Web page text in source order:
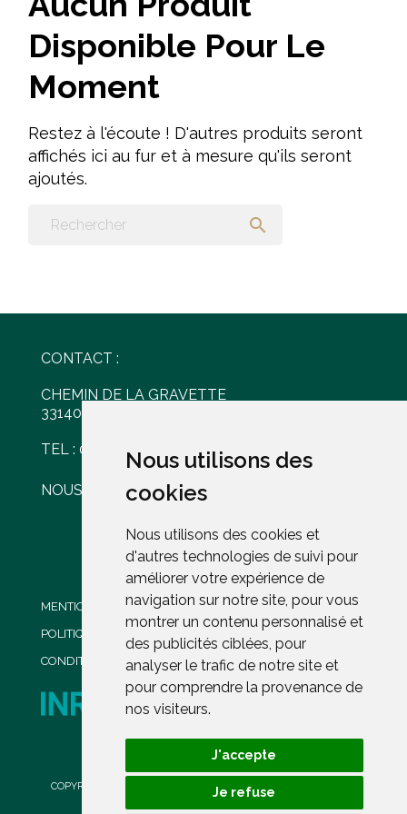
Nous utilisons des
cookies
Nous utilisons des cookies et
d'autres technologies de suivi pour
améliorer votre expérience de
navigation sur notre site, pour vous
montrer un contenu personnalisé et
des publicités ciblées, pour
analyser le trafic de notre site et
pour comprendre la provenance de
nos visiteurs.
J'accepte
Je refuse
Nous utilisons des
cookies
Nous utilisons des cookies et
d'autres technologies de suivi pour
améliorer votre expérience de
navigation sur notre site, pour vous
montrer un contenu personnalisé et
des publicités ciblées, pour
analyser le trafic de notre site et
pour comprendre la provenance de
nos visiteurs.
J'accepte
Je refuse
Disponible Pour Le
Moment
Restez à l'écoute ! D'autres produits seront
affichés ici au fur et à mesure qu'ils seront
ajoutés.

CONTACT :
CHEMIN DE LA GRAVETTE
33140 VILLENAVE D'ORNON
TEL : 05 56 30 77 61
NOUS ÉCRIRE
MENTIONS LÉGALES
POLITIQUE DE CONFIDENTIALITÉ
CONDITIONS GENERALES DE VENTE
PROPRIÉTÉ DE L'INRAE
COPYRIGHT ©2023 CHÂTEAU COUHINS . L'ABUS D'ALCOOL EST